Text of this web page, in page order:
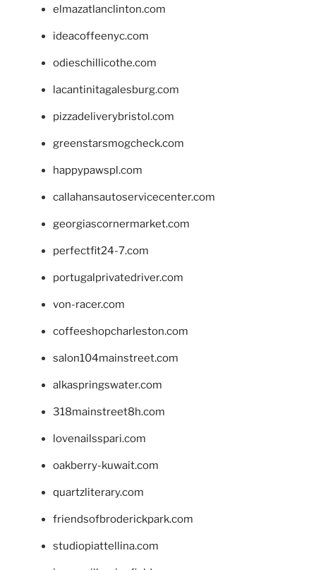
elmazatlanclinton.com
ideacoffeenyc.com
odieschillicothe.com
lacantinitagalesburg.com
pizzadeliverybristol.com
greenstarsmogcheck.com
happypawspl.com
callahansautoservicecenter.com
georgiascornermarket.com
perfectfit24-7.com
portugalprivatedriver.com
von-racer.com
coffeeshopcharleston.com
salon104mainstreet.com
alkaspringswater.com
318mainstreet8h.com
lovenailsspari.com
oakberry-kuwait.com
quartzliterary.com
friendsofbroderickpark.com
studiopiattellina.com